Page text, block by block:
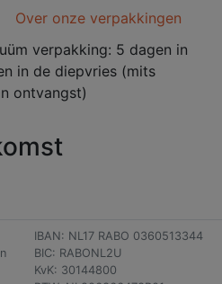
Over onze verpakkingen
verpakking: 5 dagen in
in de diepvries (mits
ontvangst)
IBAN: NL17 RABO 0360513344
BIC: RABONL2U
KvK: 30144800